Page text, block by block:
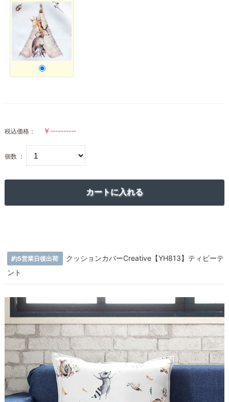
税込価格：
個数 ：
約5営業日後出荷
クッションカバーCreative【YH813】ティピーテ
ント